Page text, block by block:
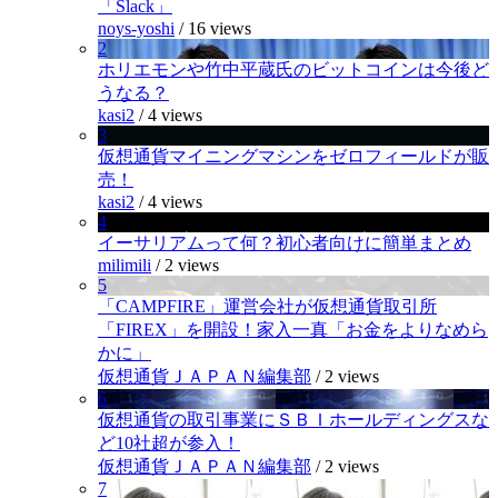
「Slack」
noys-yoshi / 16 views
2
ホリエモンや竹中平蔵氏のビットコインは今後ど
うなる？
kasi2 /4 views
3
仮想通貨マイニングマシンをゼロフィールドが販
売！
kasi2 /4 views
4
イーサリアムって何？初心者向けに簡単まとめ
milimili / 2 views
5
「CAMPFIRE」運営会社が仮想通貨取引所
「FIREX」を開設！家入一真「お金をよりなめら
かに」
仮想通貨ＪＡＰＡＮ編集部 / 2 views
6
仮想通貨の取引事業にＳＢＩホールディングスな
ど10社超が参入！
仮想通貨ＪＡＰＡＮ編集部 / 2 views
7